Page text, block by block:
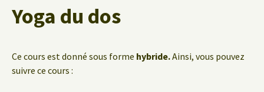
Yoga du dos
Ce cours est donné sous forme hybride.Ainsi, vous pouvez
suivre ce cours :